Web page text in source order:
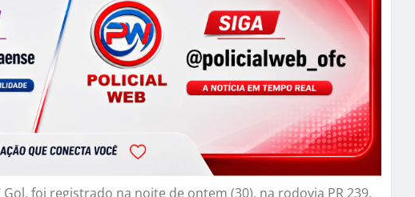
foi registrado na noite de ontem (30), na rodovia PR 239,